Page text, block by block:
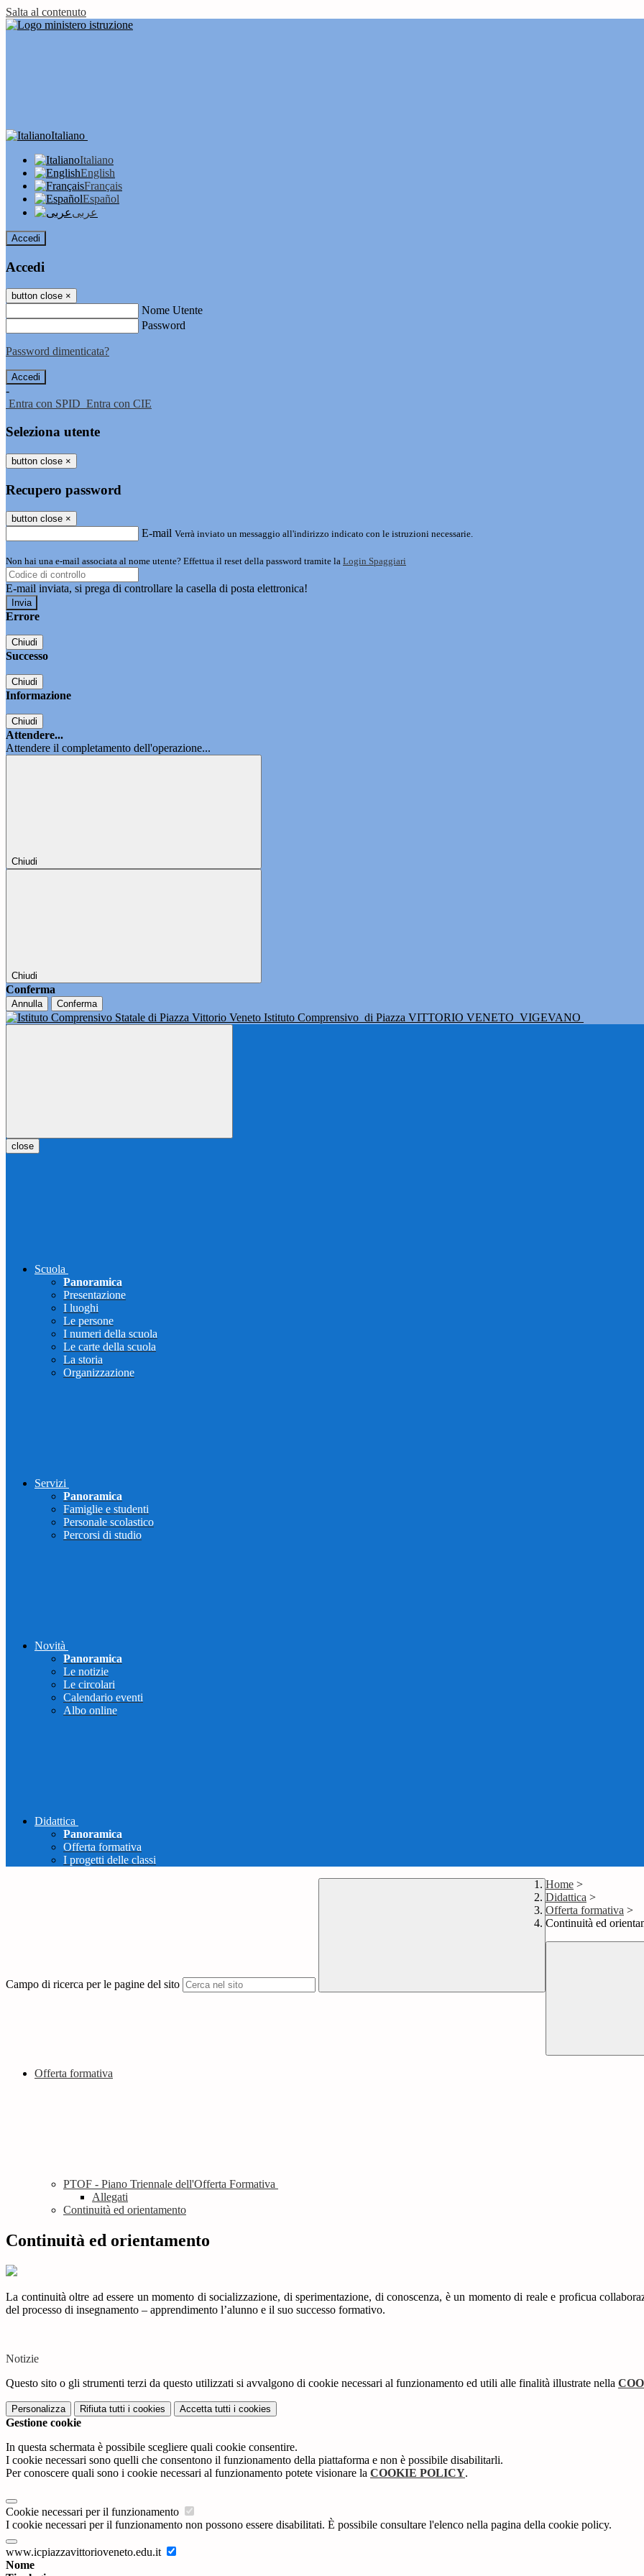
Salta al contenuto
Italiano
Italiano
English
Français
Español
عربى
Accedi
Accedi
button close ×
Nome Utente
Password
Password dimenticata?
-
Entra con SPID Entra con CIE
Seleziona utente
button close ×
Recupero password
button close ×
E-mail Verrà inviato un messaggio all'indirizzo indicato con le istruzioni necessarie.
Non hai una e-mail associata al nome utente? Effettua il reset della password tramite la Login Spaggiari
E-mail inviata, si prega di controllare la casella di posta elettronica!
Errore
Chiudi
Successo
Chiudi
Informazione
Chiudi
Attendere...
Attendere il completamento dell'operazione...
Chiudi
Chiudi
Conferma
Annulla Conferma
Istituto Comprensivo di Piazza VITTORIO VENETO VIGEVANO
close
Scuola
Panoramica
Presentazione
I luoghi
Le persone
I numeri della scuola
Le carte della scuola
La storia
Organizzazione
Servizi
Panoramica
Famiglie e studenti
Personale scolastico
Percorsi di studio
Novità
Panoramica
Le notizie
Le circolari
Calendario eventi
Albo online
Didattica
Panoramica
Offerta formativa
I progetti delle classi
Campo di ricerca per le pagine del sito
Home >
Didattica >
Offerta formativa >
Continuità ed
Offerta formativa
PTOF - Piano Triennale dell'Offerta Formativa
Allegati
Continuità ed orientamento
Continuità ed orientamento
La continuità oltre ad essere un momento di socializzazione, di sperimentazione, di conoscenza, è un momento di reale e proficua
del processo di insegnamento – apprendimento l’alunno e il suo successo formativo.
Notizie
Questo sito o gli strumenti terzi da questo utilizzati si avvalgono di cookie necessari al funzionamento ed utili alle finalità illustrate nella
Personalizza Rifiuta tutti i cookies Accetta tutti i cookies
Gestione cookie
In questa schermata è possibile scegliere quali cookie consentire.
I cookie necessari sono quelli che consentono il funzionamento della piattaforma e non è possibile disabilitarli.
Per conoscere quali sono i cookie necessari al funzionamento potete visionare la COOKIE POLICY.
Cookie necessari per il funzionamento
I cookie necessari per il funzionamento non possono essere disabilitati. È possibile consultare l'elenco nella pagina della cookie policy.
www.icpiazzavittorioveneto.edu.it
Nome